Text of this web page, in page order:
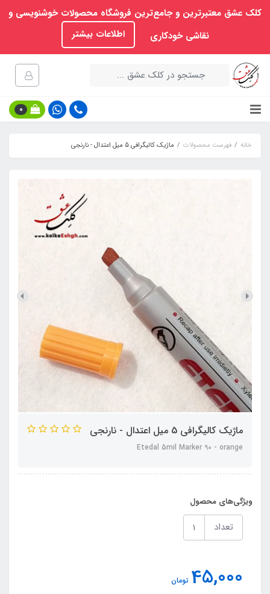
کلک عشق معتبرترین و جامع‌ترین فروشگاه محصولات خوشنویسی و
نقاشی خودکاری
اطلاعات بیشتر
0
خانه فهرست محصولات ماژیک کالیگرافی 5 میل اعتدال - نارنجی
ماژیک کالیگرافی 5 میل اعتدال - نارنجی
Etedal 5mil Marker 90 - orange
ویژگی‌های محصول
تعداد
45,000 تومان